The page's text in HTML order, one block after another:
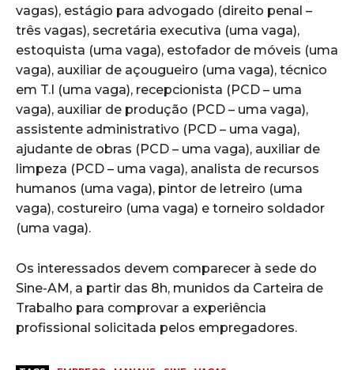
vagas), estágio para advogado (direito penal –
três vagas), secretária executiva (uma vaga),
estoquista (uma vaga), estofador de móveis (uma
vaga), auxiliar de açougueiro (uma vaga), técnico
em T.I (uma vaga), recepcionista (PCD – uma
vaga), auxiliar de produção (PCD – uma vaga),
assistente administrativo (PCD – uma vaga),
ajudante de obras (PCD – uma vaga), auxiliar de
limpeza (PCD – uma vaga), analista de recursos
humanos (uma vaga), pintor de letreiro (uma
vaga), costureiro (uma vaga) e torneiro soldador
(uma vaga).
Os interessados devem comparecer à sede do
Sine-AM, a partir das 8h, munidos da Carteira de
Trabalho para comprovar a experiência
profissional solicitada pelos empregadores.